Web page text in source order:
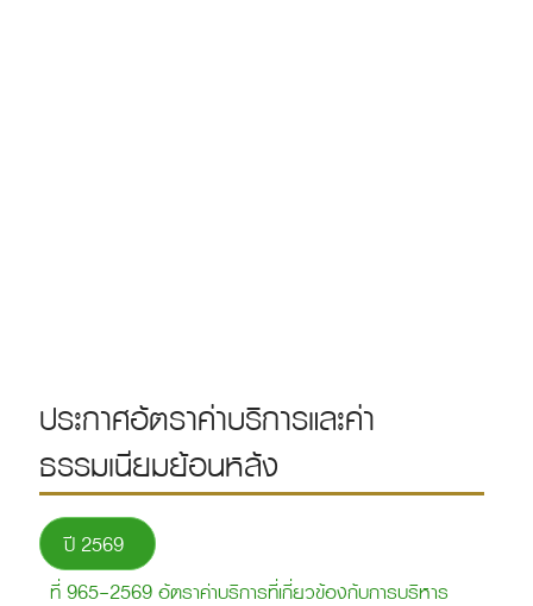
ประกาศอัตราค่าบริการและค่า
ธรรมเนียมย้อนหลัง
ปี 2569
ที่ 965-2569 อัตราค่าบริการที่เกี่ยวข้องกับการบริหาร